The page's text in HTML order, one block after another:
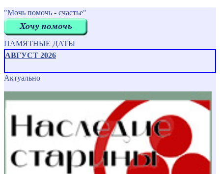
"Мочь помочь - счастье"
ПАМЯТНЫЕ ДАТЫ
АВГУСТ 2026
Актуально